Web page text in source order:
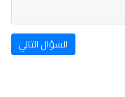
السؤال التالي